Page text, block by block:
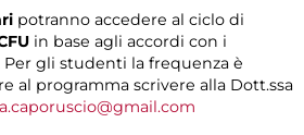
potranno accedere al ciclo di
in base agli accordi con i
gli studenti la frequenza è
al programma scrivere alla Dott.ssa